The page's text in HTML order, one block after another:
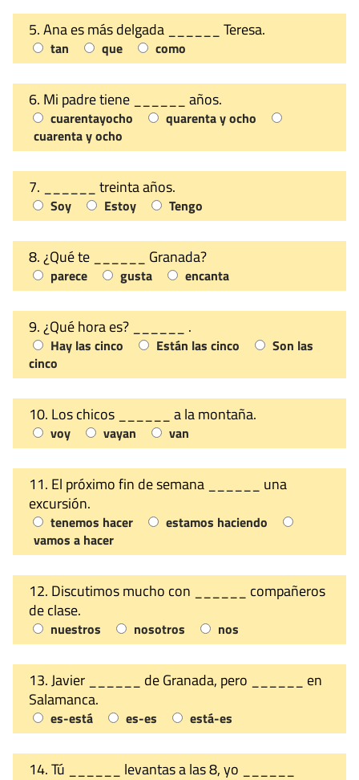
5. Ana es más delgada ______ Teresa.
tan que como
6. Mi padre tiene ______ años.
cuarentayocho
quarenta y ocho
cuarenta y ocho
7. ______ treinta años.
Soy Estoy Tengo
8. ¿Qué te ______ Granada?
parece gusta encanta
9. ¿Qué hora es? ______ .
Hay las cinco Están las cinco
Son las
cinco
10. Los chicos ______ a la montaña.
voy vayan van
11. El próximo fin de semana ______ una
excursión.
tenemos hacer
estamos haciendo
vamos a hacer
12. Discutimos mucho con ______ compañeros
de clase.
nuestros nosotros nos
13. Javier ______ de Granada, pero ______ en
Salamanca.
es-está es-es está-es
14. Tú ______ levantas a las 8, yo ______